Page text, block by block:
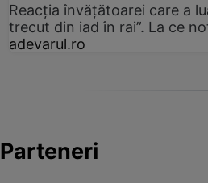
Reacția învățătoarei care a
trecut din iad în rai”. La ce
adevarul.ro
Parteneri